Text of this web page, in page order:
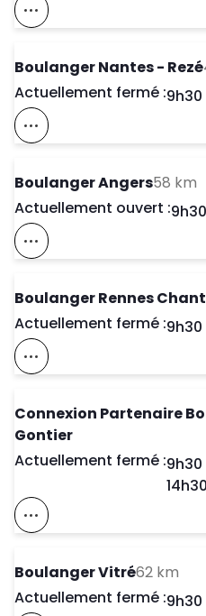
Voir Ce Magasin Sur La
Boulanger Nantes - Rezé
Actuellement fermé :Day
9h30
Voir Ce Magasin Sur La
Boulanger Angers58 km
Actuellement ouvert :Day
9h30
Voir Ce Magasin Sur La
Boulanger Rennes
Actuellement fermé :Day
9h30
Voir Ce Magasin Sur La
Connexion Partenaire
Gontier
Actuellement fermé :Day
9h30
14h30
Voir Ce Magasin Sur La
Boulanger Vitré62 km
Actuellement fermé :Day
9h30